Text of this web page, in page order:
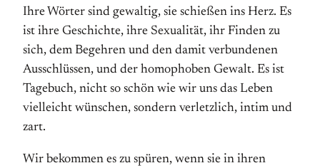
Ihre Wörter sind gewaltig, sie schießen ins Herz. Es
ist ihre Geschichte, ihre Sexualität, ihr Finden zu
sich, dem Begehren und den damit verbundenen
Ausschlüssen, und der homophoben Gewalt. Es ist
Tagebuch, nicht so schön wie wir uns das Leben
vielleicht wünschen, sondern verletzlich, intim und
zart.
Wir bekommen es zu spüren, wenn sie in ihren